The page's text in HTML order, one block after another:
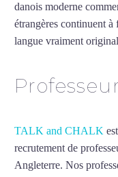
danois moderne
étrangères continuent à
langue vraiment
TALK and CHALK
recrutement de
Angleterre. Nos